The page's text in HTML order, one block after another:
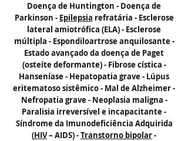
Doença de Huntington - Doença de
Parkinson - Epilepsia refratária - Esclerose
lateral amiotrófica (ELA) - Esclerose
múltipla - Espondiloartrose anquilosante -
Estado avançado da doença de Paget
(osteíte deformante) - Fibrose cística -
Hanseníase - Hepatopatia grave - Lúpus
eritematoso sistêmico - Mal de Alzheimer -
Nefropatia grave - Neoplasia maligna -
Paralisia irreversível e incapacitante -
Síndrome da Imunodeficiência Adquirida
(HIV– AIDS) -Transtorno bipolar-